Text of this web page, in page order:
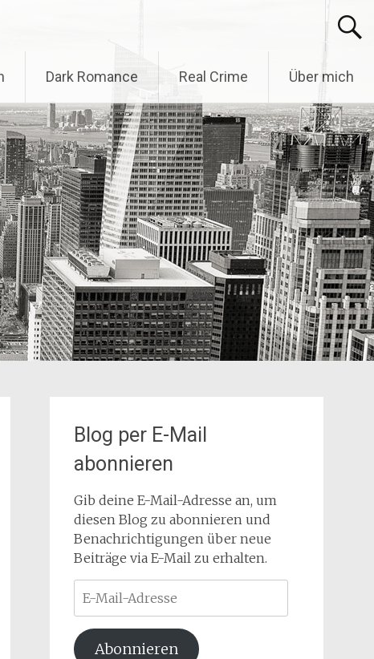
Dark Romance Real Crime Über mich
Blog per E-Mail
abonnieren
Gib deine E-Mail-Adresse an, um
diesen Blog zu abonnieren und
Benachrichtigungen über neue
Beiträge via E-Mail zu erhalten.
Mail-
Adresse
Abonnieren